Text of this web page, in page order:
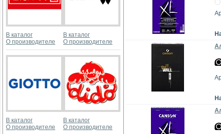
В каталог
О производителе
В каталог
О производителе
В каталог
О производителе
В каталог
О производителе